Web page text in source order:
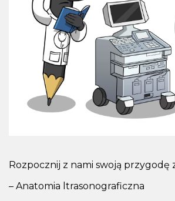
Rozpocznij z nami swoją przygodę
– Anatomia ltrasonograficzna